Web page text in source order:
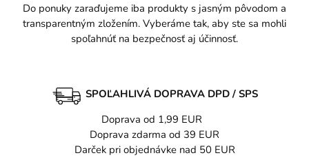
Do ponuky zaraďujeme iba produkty s jasným pôvodom a
transparentným zložením. Vyberáme tak, aby ste sa mohli
spoľahnúť na bezpečnosť aj účinnosť.
SPOĽAHLIVÁ DOPRAVA DPD / SPS
Doprava od 1,99 EUR
Doprava zdarma od 39 EUR
Darček pri objednávke nad 50 EUR